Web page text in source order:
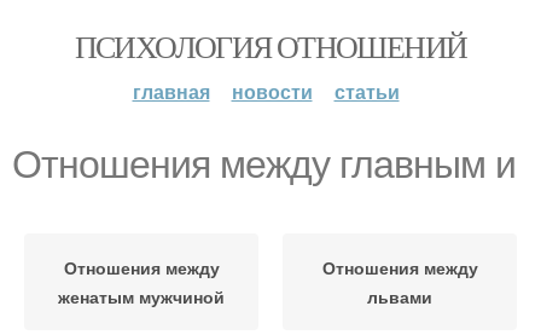
ПСИХОЛОГИЯ ОТНОШЕНИЙ
главная новости статьи
Отношения между главным и
Отношения между
женатым мужчиной
Отношения между
львами